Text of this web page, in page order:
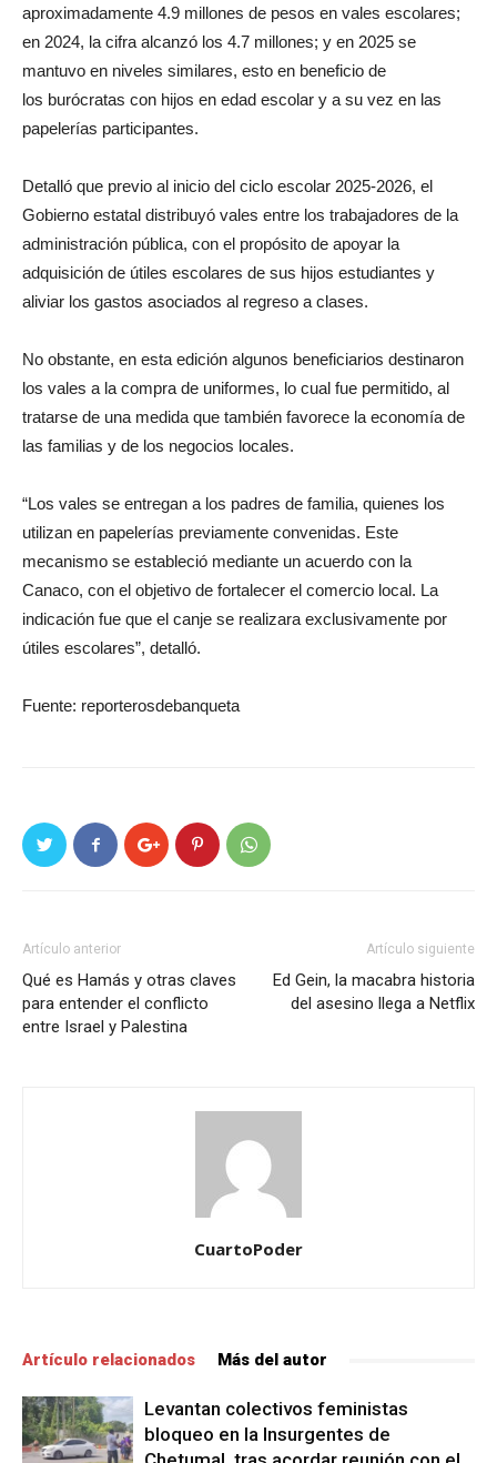
aproximadamente 4.9 millones de pesos en vales escolares;
en 2024, la cifra alcanzó los 4.7 millones; y en 2025 se
mantuvo en niveles similares, esto en beneficio de
los burócratas con hijos en edad escolar y a su vez en las
papelerías participantes.
Detalló que previo al inicio del ciclo escolar 2025-2026, el
Gobierno estatal distribuyó vales entre los trabajadores de la
administración pública, con el propósito de apoyar la
adquisición de útiles escolares de sus hijos estudiantes y
aliviar los gastos asociados al regreso a clases.
No obstante, en esta edición algunos beneficiarios destinaron
los vales a la compra de uniformes, lo cual fue permitido, al
tratarse de una medida que también favorece la economía de
las familias y de los negocios locales.
“Los vales se entregan a los padres de familia, quienes los
utilizan en papelerías previamente convenidas. Este
mecanismo se estableció mediante un acuerdo con la
Canaco, con el objetivo de fortalecer el comercio local. La
indicación fue que el canje se realizara exclusivamente por
útiles escolares”, detalló.
Fuente: reporterosdebanqueta
Artículo anterior
Qué es Hamás y otras claves
para entender el conflicto
entre Israel y Palestina
Artículo siguiente
Ed Gein, la macabra historia
del asesino llega a Netflix
CuartoPoder
Artículo relacionados Más del autor
Levantan colectivos feministas
bloqueo en la Insurgentes de